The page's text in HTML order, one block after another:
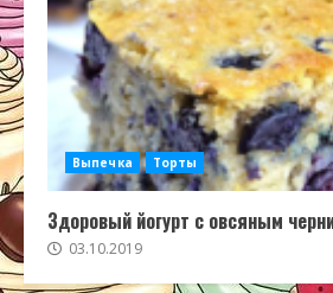
Выпечка Торты
Здоровый йогурт с овсяным
03.10.2019